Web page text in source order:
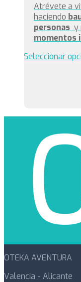
Atrévete a
haciendo
personas y
momentos
Seleccionar
OTEKA AVENTURA
Valencia - Alicante